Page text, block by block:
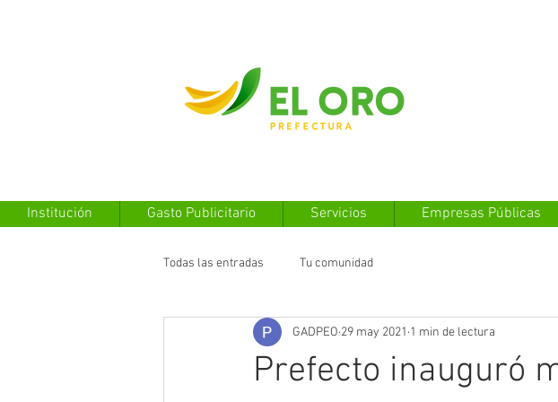
Institución Gasto Publicitario Servicios Empresas Públicas
Todas las entradas Tu comunidad
Prefecto inauguró
GADPEO 29 may 2021 1 min de lectura